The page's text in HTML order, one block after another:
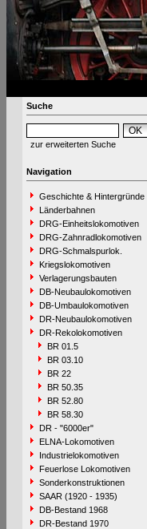
Suche
zur erweiterten Suche
Navigation
Geschichte & Hintergründe
Länderbahnen
DRG-Einheitslokomotiven
DRG-Zahnradlokomotiven
DRG-Schmalspurlok.
Kriegslokomotiven
Verlagerungsbauten
DB-Neubaulokomotiven
DB-Umbaulokomotiven
DR-Neubaulokomotiven
DR-Rekolokomotiven
BR 01.5
BR 03.10
BR 22
BR 50.35
BR 52.80
BR 58.30
DR - "6000er"
ELNA-Lokomotiven
Industrielokomotiven
Feuerlose Lokomotiven
Sonderkonstruktionen
SAAR (1920 - 1935)
DB-Bestand 1968
DR-Bestand 1970